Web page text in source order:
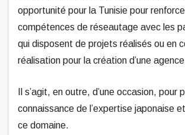
opportunité pour la Tunisie pour
compétences de réseautage avec les
qui disposent de projets réalisés ou en
réalisation pour la création d’une
Il s’agit, en outre, d’une occasion, pour
connaissance de l’expertise japonaise
ce domaine.